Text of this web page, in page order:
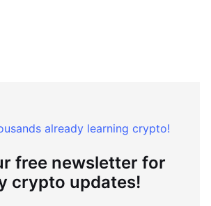
already learning crypto!
free newsletter for
crypto updates!